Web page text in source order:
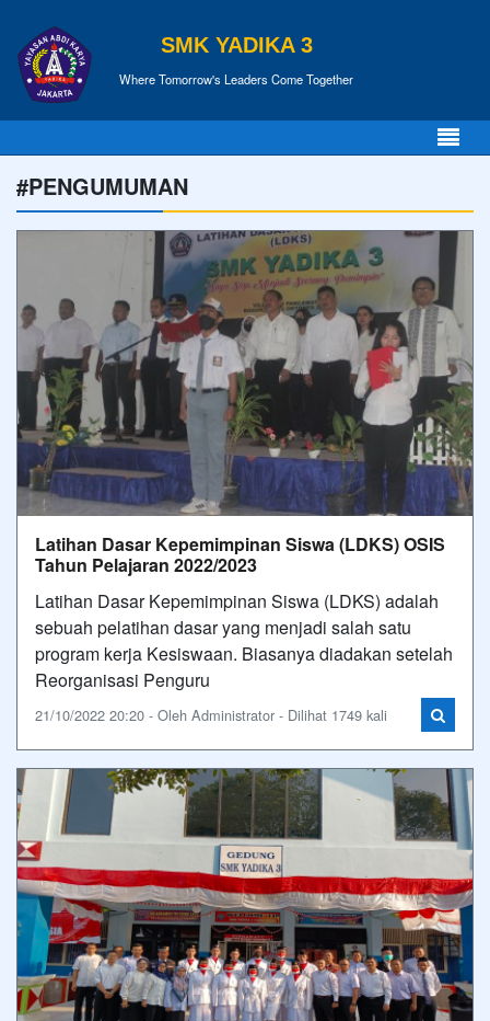
SMK YADIKA 3
Where Tomorrow's Leaders Come Together
#PENGUMUMAN
Latihan Dasar Kepemimpinan Siswa (LDKS) OSIS
Tahun Pelajaran 2022/2023
Latihan Dasar Kepemimpinan Siswa (LDKS) adalah
sebuah pelatihan dasar yang menjadi salah satu
program kerja Kesiswaan. Biasanya diadakan setelah
Reorganisasi Penguru
21/10/2022 20:20 - Oleh Administrator - Dilihat 1749 kali